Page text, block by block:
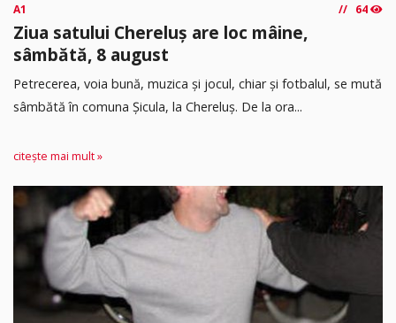
A1 64
Ziua satului Chereluș are loc mâine,
sâmbătă, 8 august
Petrecerea, voia bună, muzica și jocul, chiar și fotbalul, se mută
sâmbătă în comuna Șicula, la Chereluș. De la ora...
citește mai mult »